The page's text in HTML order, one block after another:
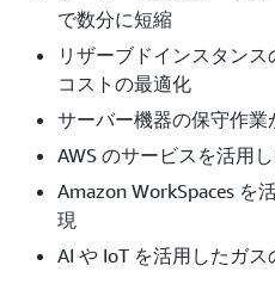
で数分に短縮
リザーブドインスタン
コストの最適化
サーバー機器の保守作業
AWS のサービスを活用
Amazon WorkSpaces を
現
AI や IoT を活用したガ